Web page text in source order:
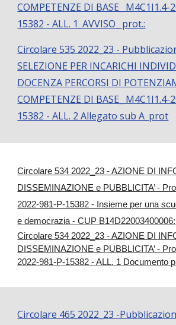
COMPETENZE DI BASE_ M4C1I1.4-
15382 - ALL. 1_AVVISO_ prot.:
Circolare 535 2022_23 -
SELEZIONE PER INCARICHI
DOCENZA PERCORSI DI
COMPETENZE DI BASE_ M4C1I1.4-
15382 - ALL. 2 Allegato sub A_prot
Circolare 534 2022_23 - AZIONE DI
DISSEMINAZIONE e PUBBLICITA’ -
2022-981-P-15382 - Insieme per una
e democrazia - CUP B14D22003400006:
Circolare 534 2022_23 - AZIONE DI
DISSEMINAZIONE e PUBBLICITA’ -
2022-981-P-15382 - ALL. 1 Documento
Circolare 465 2022_23 -